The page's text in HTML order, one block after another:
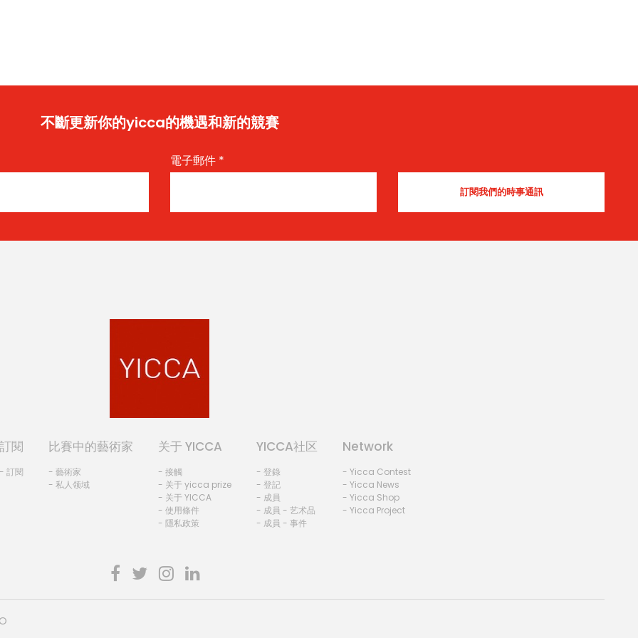
不斷更新你的yicca的機遇和新的競賽
電子郵件 *
訂閱
- 訂閱
比賽中的藝術家
- 藝術家
- 私人领域
关于 YICCA
- 接觸
- 关于 yicca prize
- 关于 YICCA
- 使用條件
- 隱私政策
YICCA社区
- 登錄
- 登記
- 成員
- 成員 - 艺术品
- 成員 - 事件
Network
- Yicca Contest
- Yicca News
- Yicca Shop
- Yicca Project